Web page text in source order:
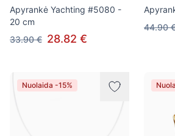
Apyrankė Yachting #5080 -
20 cm
33.90 € 28.82 €
44.90
Nuolaida -15%